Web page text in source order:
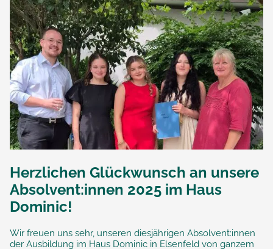
Herzlichen Glückwunsch an unsere
Absolvent:innen 2025 im Haus
Dominic!
Wir freuen uns sehr, unseren diesjährigen Absolvent:innen
der Ausbildung im Haus Dominic in Elsenfeld von ganzem